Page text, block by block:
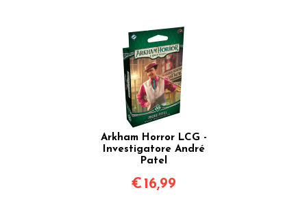
Arkham Horror LCG -
Investigatore André
Patel
€ 16,99